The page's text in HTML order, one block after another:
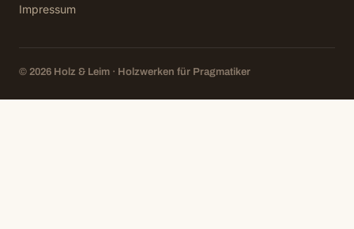
Impressum
© 2026 Holz & Leim · Holzwerken für Pragmatiker